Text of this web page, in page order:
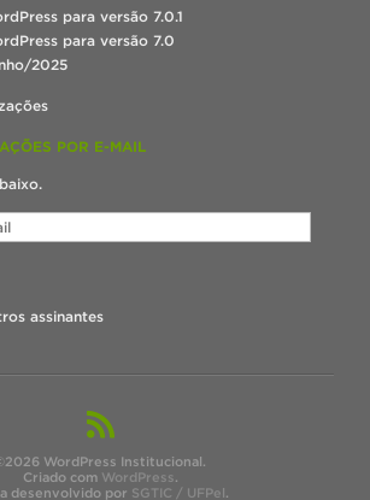
para versão 7.0.1
para versão 7.0
2025
POR E-MAIL
assinantes
WordPress Institucional.
Criado com WordPress.
desenvolvido por SGTIC / UFPel.